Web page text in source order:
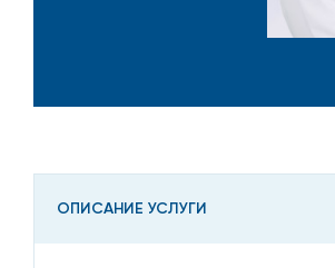
ОПИСАНИЕ УСЛУГИ